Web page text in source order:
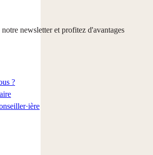
newsletter et profitez d'avantages
?